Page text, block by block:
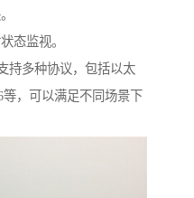
态监视。
持多种协议，包括以太
等，可以满足不同场景下